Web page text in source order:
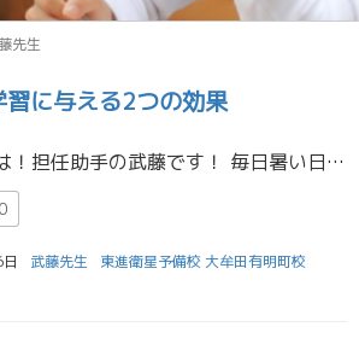
先生
習に与える2つの効果
こんにちは！担任助手の武藤です！ 毎日暑い日が続いていますね。 体調管理はもちろんですが、この時期は睡眠をしっかり取ることも勉強を頑張るための大切なポイントです。 睡眠で記憶をサポート 睡眠には、勉強した内容を記憶として […]
0
武藤先生 東進衛星予備校 大牟田有明町校